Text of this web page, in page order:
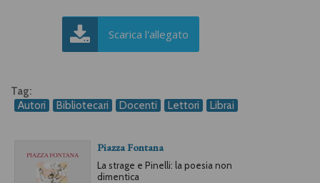
Scarica l'allegato
Tag:
Autori
Bibliotecari Docenti Lettori Librai
Piazza Fontana
La strage e Pinelli: la poesia non
dimentica